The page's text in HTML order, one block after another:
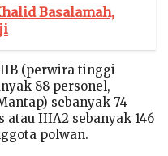
Basalamah,
(perwira tinggi
88 personel,
sebanyak 74
IIIA2 sebanyak 146
polwan.